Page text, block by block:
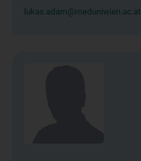
lukas.adam@meduniwien.ac.at